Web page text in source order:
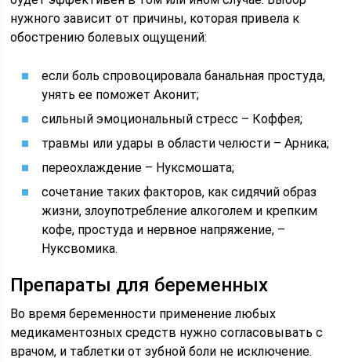
нужного зависит от причины, которая привела к
обострению болевых ощущений:
если боль спровоцировала банальная простуда,
унять ее поможет Аконит;
сильный эмоциональный стресс – Коффея;
травмы или удары в области челюсти – Арника;
переохлаждение – Нуксмошата;
сочетание таких факторов, как сидячий образ
жизни, злоупотребление алкоголем и крепким
кофе, простуда и нервное напряжение, –
Нуксвомика.
Препараты для беременных
Во время беременности применение любых
медикаментозных средств нужно согласовывать с
врачом, и таблетки от зубной боли не исключение.